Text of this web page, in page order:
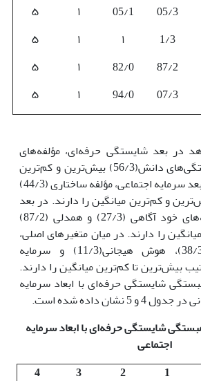
05/3
05/1 ۱
۵
1/3 ۱ ۱
۵
87/2
82/0 ۱
۵
07/3
94/0 ۱ ۵
می‌دهد در بعد شایستگی حرفه‌ای، مؤلفه‌های
ارتباط(64/3) و شایستگی‌های دانش(56/3) بیش‌ترین و کم‌ترین
میانگین را دارند. در بعد سرمایه اجتماعی، مؤلفه ساختاری (44/3)
(72/2) بیش‌ترین و کم‌ترین میانگین را دارند. در بعد
هوش هیجانی، مؤلفه‌های خود آگاهی (27/3) و همدلی (87/2)
را دارند. در میان متغیرهای اصلی،
شایستگی حرفه‌ای(38/3)، هوش هیجانی(11/3) و سرمایه
3) به ترتیب بیش‌ترین تا کم‌ترین میانگین را دارند.
شایستگی حرفه‌ای با ابعاد سرمایه
داده شده است.
همبستگی شایستگی حرفه‌ای با ابعاد سرمایه
اجتماعی
1
2
3
4